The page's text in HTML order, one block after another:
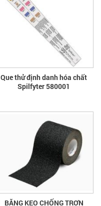
Que thử định danh hóa chất
Spilfyter 580001
BĂNG KEO CHỐNG TRƠN